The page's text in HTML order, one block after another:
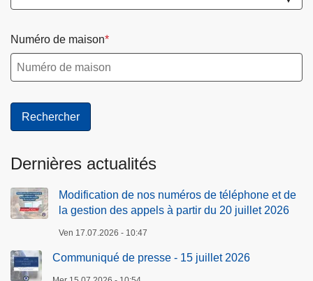
Numéro de maison
Dernières actualités
Modification de nos numéros de téléphone et de
la gestion des appels à partir du 20 juillet 2026
Ven 17.07.2026 - 10:47
Communiqué de presse - 15 juillet 2026